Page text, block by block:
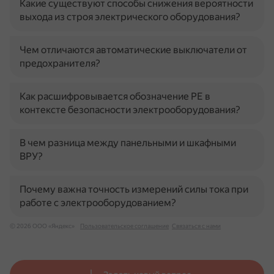
Какие существуют способы снижения вероятности
выхода из строя электрического оборудования?
Чем отличаются автоматические выключатели от
предохранителя?
Как расшифровывается обозначение PE в
контексте безопасности электрооборудования?
В чем разница между панельными и шкафными
ВРУ?
Почему важна точность измерений силы тока при
работе с электрооборудованием?
© 2026 ООО «Яндекс» Пользовательское соглашение Связаться с нами